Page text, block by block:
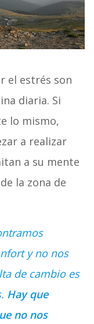
el estrés son
diaria. Si
lo mismo,
a realizar
a su mente
la zona de
y no nos
de cambio es
Hay que
no nos